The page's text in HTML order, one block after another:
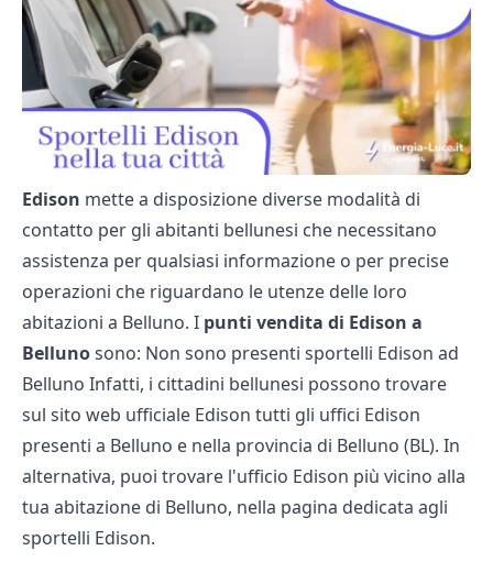
Edison mette a disposizione diverse modalità di
contatto per gli abitanti bellunesi che necessitano
assistenza per qualsiasi informazione o per precise
operazioni che riguardano le utenze delle loro
abitazioni a Belluno. I punti vendita di Edison a
Bellunosono: Non sono presenti sportelli Edison ad
Belluno Infatti, i cittadini bellunesi possono trovare
sul sito web ufficiale Edison tutti gli uffici Edison
presenti a Belluno e nella provincia di Belluno (BL). In
alternativa, puoi trovare l'ufficio Edison più vicino alla
tua abitazione di Belluno, nella pagina dedicata agli
sportelli Edison.